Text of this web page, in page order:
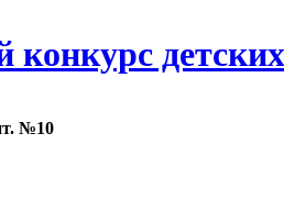
конкурс
№10